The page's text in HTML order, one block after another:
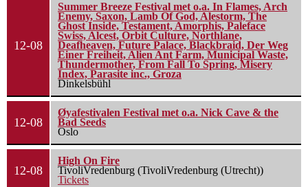
12-08
Summer Breeze Festival met o.a. In Flames, Arch
Enemy, Saxon, Lamb Of God, Alestorm, The
Ghost Inside, Testament, Amorphis, Paleface
Swiss, Alcest, Orbit Culture, Northlane,
Deafheaven, Future Palace, Blackbraid, Der Weg
Einer Freiheit, Alien Ant Farm, Municipal Waste,
Thundermother, From Fall To Spring, Misery
Index, Parasite inc., Groza
Dinkelsbühl
12-08
Øyafestivalen Festival met o.a. Nick Cave & the
Bad Seeds
Oslo
12-08
High On Fire
TivoliVredenburg (TivoliVredenburg (Utrecht))
Tickets